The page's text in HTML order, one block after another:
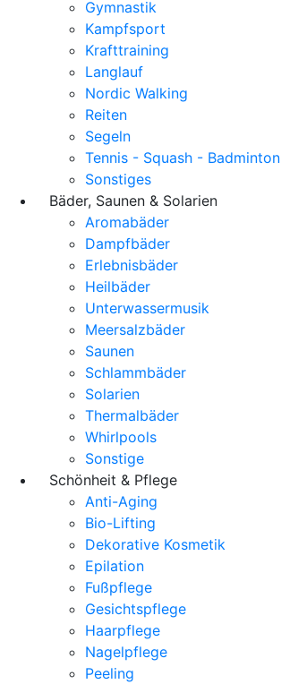
Gymnastik
Kampfsport
Krafttraining
Langlauf
Nordic Walking
Reiten
Segeln
Tennis - Squash - Badminton
Sonstiges
Bäder, Saunen & Solarien
Aromabäder
Dampfbäder
Erlebnisbäder
Heilbäder
Unterwassermusik
Meersalzbäder
Saunen
Schlammbäder
Solarien
Thermalbäder
Whirlpools
Sonstige
Schönheit & Pflege
Anti-Aging
Bio-Lifting
Dekorative Kosmetik
Epilation
Fußpflege
Gesichtspflege
Haarpflege
Nagelpflege
Peeling